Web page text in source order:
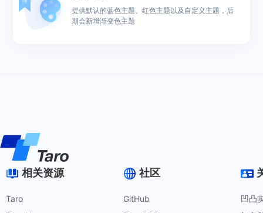
提供默认的蓝色主题、红色主题以及自定义主题，后
期会新增渐变色主题
相关资源
Taro
社区
GitHub
凹凸